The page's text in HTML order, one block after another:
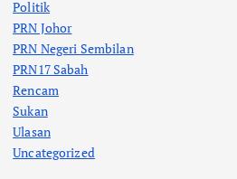
Politik
PRN Johor
PRN Negeri Sembilan
PRN17 Sabah
Rencam
Sukan
Ulasan
Uncategorized